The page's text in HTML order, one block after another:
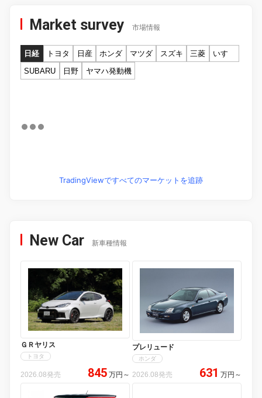
Market survey 市場情報
日経 トヨタ 日産 ホンダ マツダ スズキ 三菱
いすゞ
SUBARU
日野 ヤマハ発動機
TradingViewですべてのマーケットを追跡
New Car 新車種情報
ＧＲヤリス
トヨタ
2026.08発売 845 万円 ～
プレリュード
ホンダ
2026.08発売 631 万円 ～